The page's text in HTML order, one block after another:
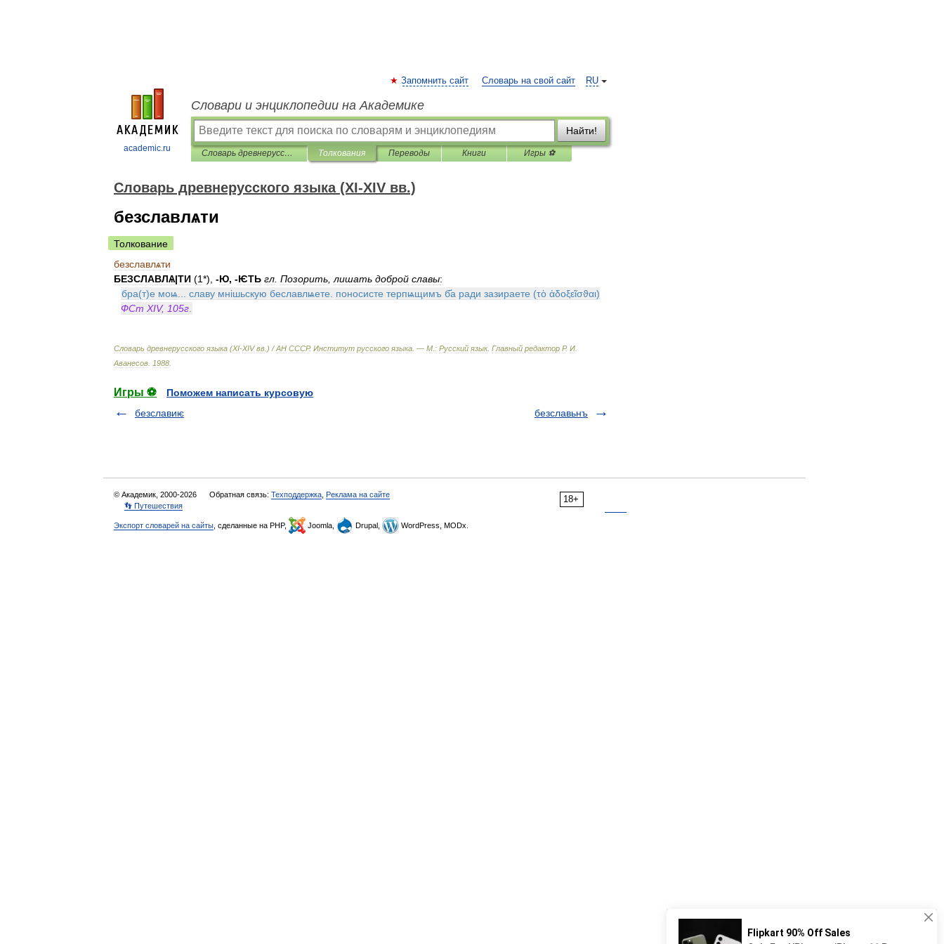
academic.ru
RU
Запомнить сайт Словарь на свой сайт
Словари и энциклопедии на Академике
Найти!
Словарь древнерусского языка (XI-XIV вв.) Толкования Переводы Книги Игры ⚽
Словарь древнерусского языка (XI-XIV вв.)
безславлѧти
Толкование
безславлѧти
БЕЗСЛАВЛѦ|ТИ (1*), -Ю, -ѤТЬ гл Позорить лишать доброй славы:
бра(т)е моѩ славу мнішьскую беславлѩете поносисте терпѩщимъ б҃а ради зазираете (τὸ ἀδοξεῖσϑαι)
ФСт XIV, 105г
Словарь древнерусского языка (XI-XIV вв .) /АН СССР. Институт русского языка . — М : Русский язык. Главный редактор Р. И
Аванесов 1988
Игры ⚽
Поможем написать курсовую
безславиѥ
безславьнъ
18+
© Академик, 2000-2026 Обратная связь: Техподдержка Реклама на сайте
👣 Путешествия
Экспорт словарей на сайты , сделанные на PHP, Joomla, Drupal, WordPress, MODx.